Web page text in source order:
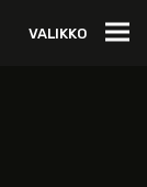
VALIKKO